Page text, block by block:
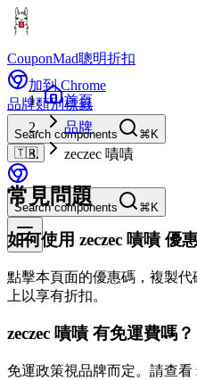
CouponMad聰明折扣
加到 Chrome
品牌類別標籤
Search components
⌘K
🇹🇼
Search components ⌘K
首頁
品牌
zeczec 嘖嘖
常見問題
如何使用 zeczec 嘖嘖 優
點擊本頁面的優惠碼，複製代
上以享有折扣。
zeczec 嘖嘖 有免運費嗎？
免運政策視品牌而定。請查看